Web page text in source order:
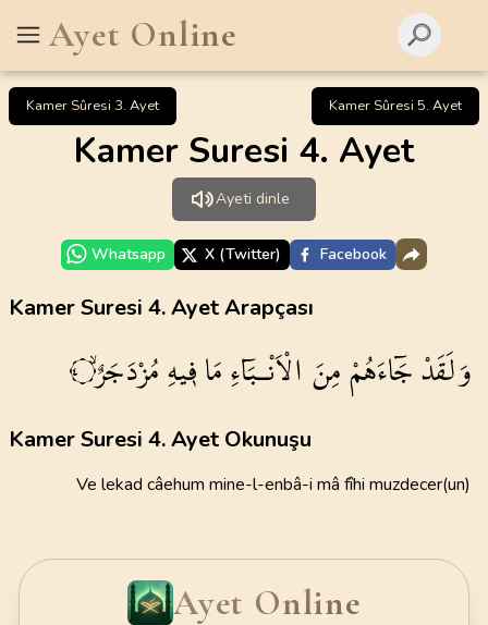
Ayet Online
Kamer Sûresi 3. Ayet Kamer Sûresi 5. Ayet
Kamer Suresi 4. Ayet
Ayeti dinle
Whatsapp X (Twitter) Facebook
Kamer Suresi 4. Ayet Arapçası
وَلَقَدْجَٓاءَهُمْمِنَالْاَنْـبَٓاءِمَاف۪يهِمُزْدَجَرٌۙ ٤
Kamer Suresi 4. Ayet Okunuşu
Ve lekad câehum mine-l-enbâ-i mâ fîhi muzdecer(un)
Ayet Online